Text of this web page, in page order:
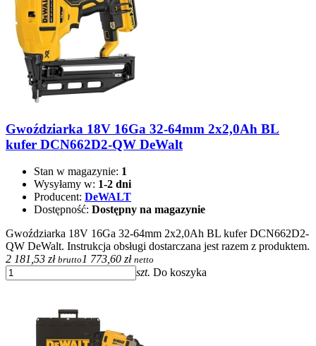
Gwoździarka 18V 16Ga 32-64mm 2x2,0Ah BL
kufer DCN662D2-QW DeWalt
Stan w magazynie: 1
Wysyłamy w: 1-2 dni
Producent: DeWALT
Dostępność: Dostępny na magazynie
Gwoździarka 18V 16Ga 32-64mm 2x2,0Ah BL kufer DCN662D2-
QW DeWalt. Instrukcja obsługi dostarczana jest razem z produktem.
2 181,53 zł brutto1 773,60 zł netto
szt. Do koszyka